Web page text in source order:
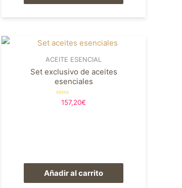
ACEITE ESENCIAL
Set exclusivo de aceites
esenciales
Valorado
157,20€
Añadir al carrito